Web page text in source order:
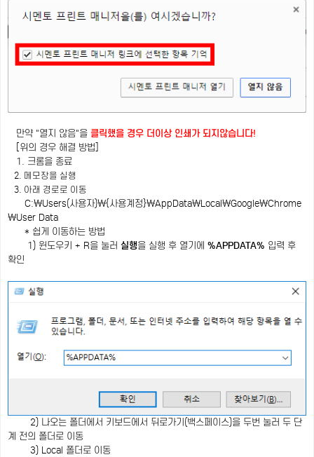
만약 "열지 않음"을 클릭했을 경우 더이상 인쇄가 되지않습니다!
[위의 경우 해결 방법]
1. 크롬을 종료
2. 메모장을 실행
3. 아래 경로로 이동
C:\Users(사용자)\{사용계정}\AppData\Local\Google\Chrome
\User Data
* 쉽게 이동하는 방법
1) 윈도우키 + R을 눌러 실행을 실행 후 열기에 %APPDATA% 입력 후
확인
2) 나오는 폴더에서 키보드에서 뒤로가기(백스페이스)을 두번 눌러 두 단
계 전의 폴더로 이동
3) Local 폴더로 이동